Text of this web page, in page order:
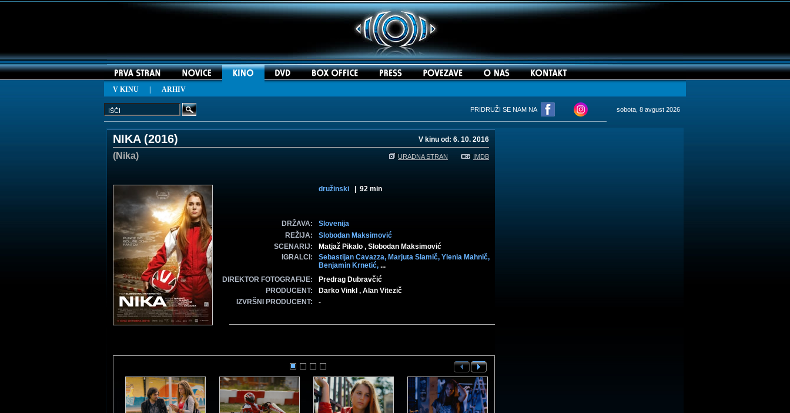
V KINU ARHIV
PRIDRUŽI SE NAM NA sobota, 8 avgust 2026
NIKA (2016) V kinu od: 6. 10. 2016
(Nika) URADNA STRAN IMDB
družinski | 92 min
DRŽAVA:
Slovenija
REŽIJA:
Slobodan Maksimović
SCENARIJ:
Matjaž Pikalo , Slobodan Maksimović
IGRALCI:
Sebastijan Cavazza, Marjuta Slamič, Ylenia Mahnič,
Benjamin Krnetić, ...
DIREKTOR FOTOGRAFIJE:
Predrag Dubravčić
PRODUCENT:
Darko Vinkl , Alan Vitezič
IZVRŠNI PRODUCENT:
-